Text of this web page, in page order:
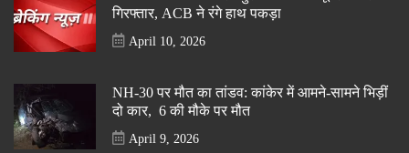
गिरफ्तार, ACB ने रंगे हाथ पकड़ा
April 10, 2026
NH-30 पर मौत का तांडव: कांकेर में आमने-सामने भिड़ीं
दो कार, 6 की मौके पर मौत
April 9, 2026